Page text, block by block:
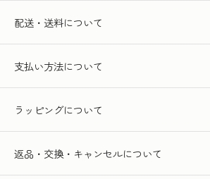
配送・送料について
支払い方法について
ラッピングについて
返品・交換・キャンセルについて